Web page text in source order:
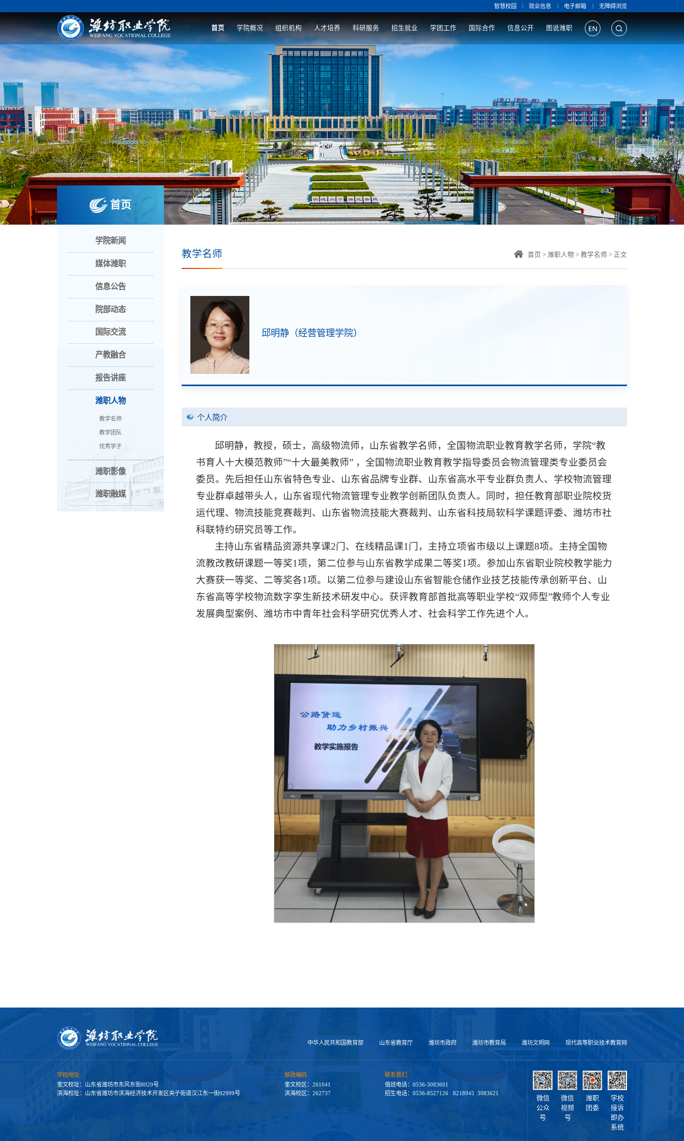
智慧校园 | 就业信息 | 电子邮箱 | 无障碍浏览
首页 学院概况 组织机构 人才培养 科研服务 招生就业 学团工作 国际合作 信息公开 图说潍职
首页
学院新闻
媒体潍职
信息公告
院部动态
国际交流
产教融合
报告讲座
潍职人物
教学名师
教学团队
优秀学子
潍职影像
潍职融媒
教学名师 首页 > 潍职人物 > 教学名师 > 正文
邱明静（经营管理学院）
个人简介
邱明静，教授，硕士，高级物流师，山东省教学名师，全国物流职业教育教学名师，学院“教
书育人十大模范教师”“十大最美教师” ，全国物流职业教育教学指导委员会物流管理类专业委员会
委员。先后担任山东省特色专业、山东省品牌专业群、山东省高水平专业群负责人、学校物流管理
专业群卓越带头人，山东省现代物流管理专业教学创新团队负责人。同时，担任教育部职业院校货
运代理、物流技能竞赛裁判、山东省物流技能大赛裁判、山东省科技局软科学课题评委、潍坊市社
科联特约研究员等工作。
主持山东省精品资源共享课2门、在线精品课1门，主持立项省市级以上课题8项。主持全国物
流教改教研课题一等奖1项，第二位参与山东省教学成果二等奖1项。参加山东省职业院校教学能力
大赛获一等奖、二等奖各1项。以第二位参与建设山东省智能仓储作业技艺技能传承创新平台、山
东省高等学校物流数字孪生新技术研发中心。获评教育部首批高等职业学校“双师型”教师个人专业
发展典型案例、潍坊市中青年社会科学研究优秀人才、社会科学工作先进个人。
中华人民共和国教育部 山东省教育厅 潍坊市政府 潍坊市教育局 潍坊文明网 现代高等职业技术教育网
学校地址
奎文校址：山东省潍坊市东风东街8029号
滨海校址：山东省潍坊市滨海经济技术开发区央子街道汉江东一街02999号
邮政编码
奎文校区：261041
滨海校区：262737
联系我们
值班电话：0536-3083601
招生电话：0536-8527126 8218945 3083621
微信
公众
号
微信
视频
号
潍职
团委
学校
接诉
即办
系统